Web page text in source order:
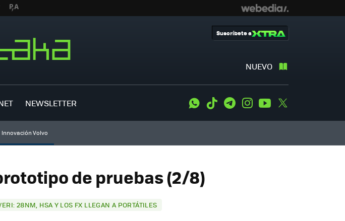
NUEVO
Suscríbete a
NEWSLETTER WhatsApp
Tiktok TelegramInstagramYoutube
Innovación Volvo
de pruebas (2/8)
28NM, HSA Y LOS FX LLEGAN A PORTÁTILES